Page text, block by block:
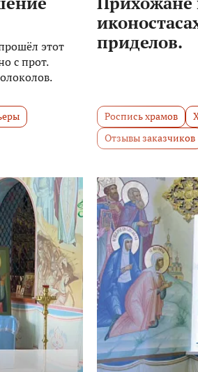
этот
с прот.
приделов.
Роспись храмов
Отзывы заказчиков